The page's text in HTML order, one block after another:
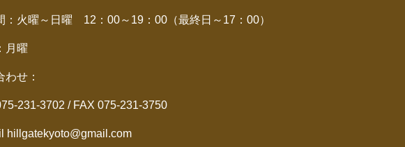
：火曜～日曜 12：00～19：00（最終日～17：00）
月曜
わせ：
231-3702 / FAX 075-231-3750
hillgatekyoto@gmail.com